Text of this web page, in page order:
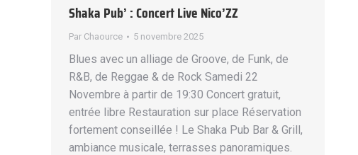
Shaka Pub’ : Concert Live Nico’ZZ
Par Chaource 5 novembre 2025
Blues avec un alliage de Groove, de Funk, de
R&B, de Reggae & de Rock Samedi 22
Novembre à partir de 19:30 Concert gratuit,
entrée libre Restauration sur place Réservation
fortement conseillée ! Le Shaka Pub Bar & Grill,
ambiance musicale, terrasses panoramiques.